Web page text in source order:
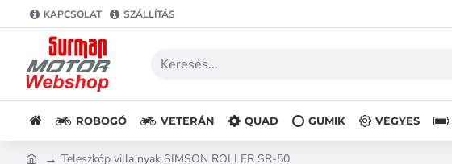
KAPCSOLAT SZÁLLÍTÁS
ROBOGÓ VETERÁN QUAD GUMIK VEGYES
Teleszkóp villa nyak SIMSON ROLLER SR-50